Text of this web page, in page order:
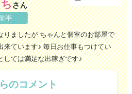
さん
半
りましたが ちゃんと個室のお部屋で
来ています♪ 毎日お仕事もつけてい
しては満足な出稼ぎです♪
のコメント